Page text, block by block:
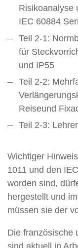
Risikoanalyse
IEC 60884
Teil 2-1:
für
und IP55
Teil 2-2:
Reiseund
Teil 2-3:
Wichtiger
1011 und den
worden sind,
hergestellt und
müssen sie der
Die französische